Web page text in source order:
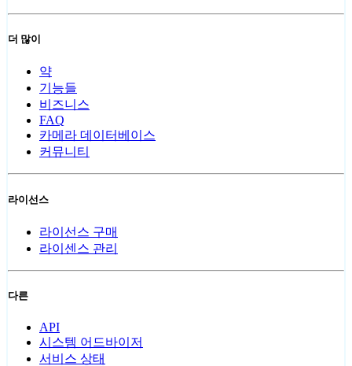
더 많이
약
기능들
비즈니스
FAQ
카메라 데이터베이스
커뮤니티
라이선스
라이선스 구매
라이센스 관리
다른
API
시스템 어드바이저
서비스 상태